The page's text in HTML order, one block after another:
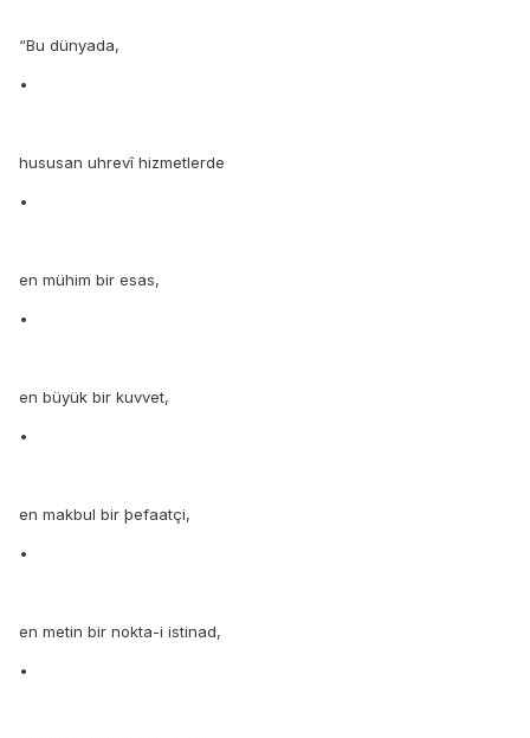
“Bu dünyada,
•
hususan uhrevî hizmetlerde
•
en mühim bir esas,
•
en büyük bir kuvvet,
•
en makbul bir þefaatçi,
•
en metin bir nokta-i istinad,
•